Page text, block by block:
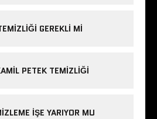
GEREKLI MI
PETEK TEMIZLIĞI
IŞE YARIYOR MU